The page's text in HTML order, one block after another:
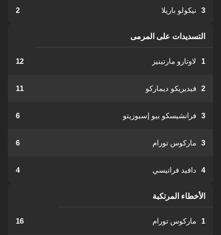
3 نيكولو باريلا 2
التسديدات على المرمى
1 لاوتارو مارتينيز 12
2 فيديريكو ديماركو 11
3 فرانشيسكو بيو إسبوزيتو 6
3 ماركوس تورام 6
4 دافيد فراتيسي 4
الأخطاء المرتكبة
1 ماركوس تورام 16